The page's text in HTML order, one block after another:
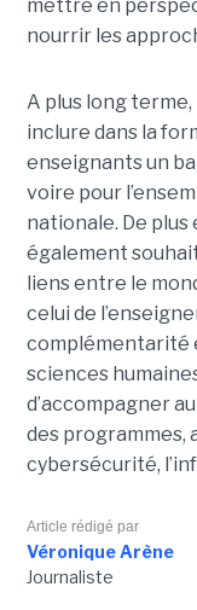
mettre en
nourrir les
A plus long
inclure dans la
enseignants un
voire pour
nationale. De
également
liens entre le
celui de
complémentarité
sciences
d’accompagner
des programmes,
cybersécurité,
Article rédigé par
Véronique Arène
Journaliste